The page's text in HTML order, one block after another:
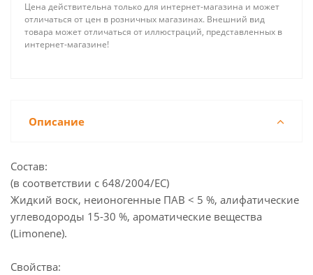
Цена действительна только для интернет-магазина и может
отличаться от цен в розничных магазинах. Внешний вид
товара может отличаться от иллюстраций, представленных в
интернет-магазине!
Описание
Состав:
(в соответствии с 648/2004/EС)
Жидкий воск, неионогенные ПАВ < 5 %, алифатические
углеводороды 15-30 %, ароматические вещества
(Limonene).
Свойства: